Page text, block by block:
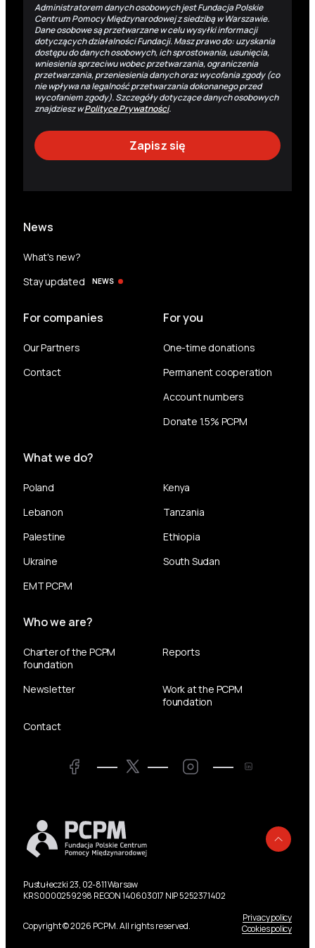
Administratorem danych osobowych jest Fundacja Polskie
Centrum Pomocy Międzynarodowej z siedzibą w Warszawie.
Dane osobowe są przetwarzane w celu wysyłki informacji
dotyczących działalności Fundacji. Masz prawo do: uzyskania
dostępu do danych osobowych, ich sprostowania, usunięcia,
wniesienia sprzeciwu wobec przetwarzania, ograniczenia
przetwarzania, przeniesienia danych oraz wycofania zgody (co
nie wpływa na legalność przetwarzania dokonanego przed
wycofaniem zgody). Szczegóły dotyczące danych osobowych
znajdziesz wPolityce Prywatności.
News
What's new?
Stay updated
NEWS
For companies
Our Partners
Contact
For you
One-time donations
Permanent cooperation
Account numbers
Donate 1.5% PCPM
What we do?
Poland
Lebanon
Palestine
Ukraine
EMT PCPM
Kenya
Tanzania
Ethiopia
South Sudan
Who we are?
Charter of the PCPM
foundation
Reports
Newsletter
Work at the PCPM
foundation
Contact
Facebook Twitter LinkedIn Twitter
Pustułeczki 23, 02-811 Warsaw
KRS 0000259298 REGON 140603017 NIP 5252371402
Copyright © 2026 PCPM. All rights reserved.
Privacy policy
Cookies policy